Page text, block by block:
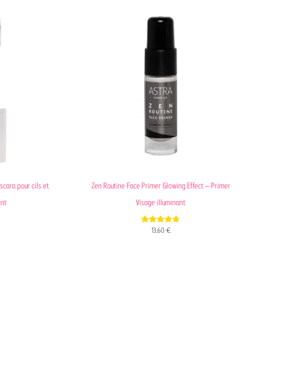
pour cils et
Zen Routine Face Primer Glowing Effect – Primer
Visage illuminant
4.70
13,60 €